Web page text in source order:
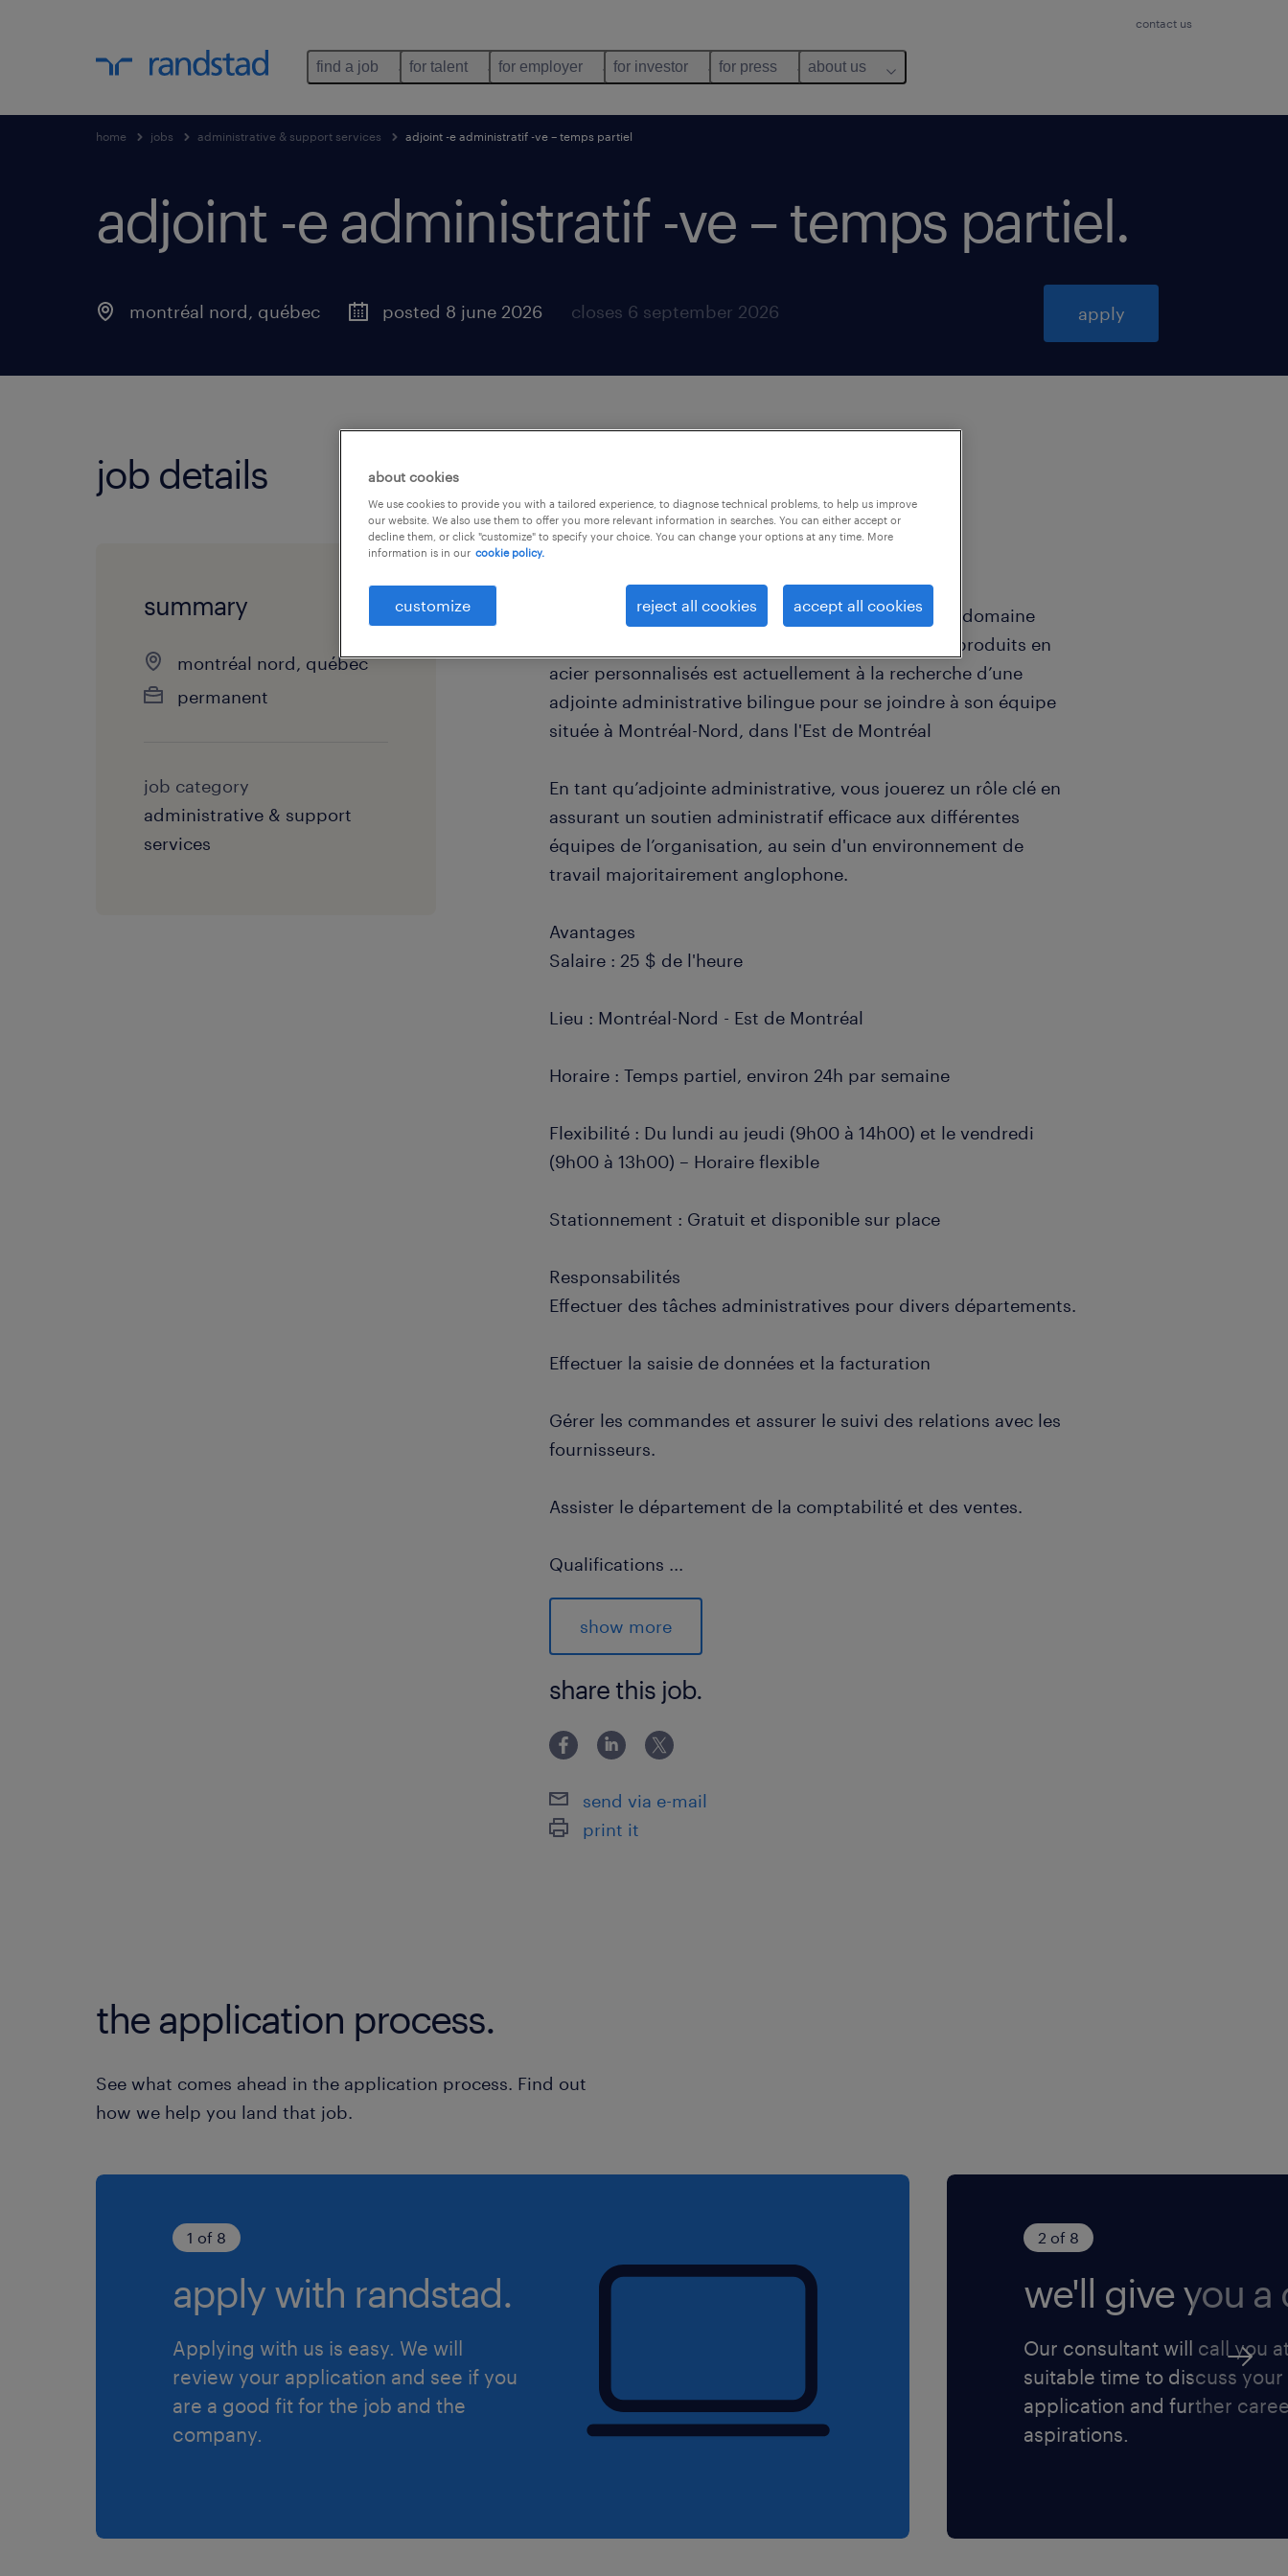
contact us
find a job for talent for employer for investor for press about us
home jobs administrative & support services adjoint -e administratif -ve – temps partiel
adjoint -e administratif -ve – temps partiel.
montréal nord, québec posted 8 june 2026 closes 6 september 2026 apply
job details
summary
montréal nord, québec
permanent
job category
administrative & support
services
Une entreprise dynamique et bien établie dans le domaine
manufacturier, chef de file dans la fabrication de produits en
acier personnalisés est actuellement à la recherche d’une
adjointe administrative bilingue pour se joindre à son équipe
située à Montréal-Nord, dans l'Est de Montréal
En tant qu’adjointe administrative, vous jouerez un rôle clé en
assurant un soutien administratif efficace aux différentes
équipes de l’organisation, au sein d'un environnement de
travail majoritairement anglophone.
Avantages
Salaire : 25 $ de l'heure
Lieu : Montréal-Nord - Est de Montréal
Horaire : Temps partiel, environ 24h par semaine
Flexibilité : Du lundi au jeudi (9h00 à 14h00) et le vendredi
(9h00 à 13h00) – Horaire flexible
Stationnement : Gratuit et disponible sur place
Responsabilités
Effectuer des tâches administratives pour divers départements.
Effectuer la saisie de données et la facturation
Gérer les commandes et assurer le suivi des relations avec les
fournisseurs.
Assister le département de la comptabilité et des ventes.
Qualifications ...
Excellente maîtrise de l'anglais, tant à l'oral qu'à l'écrit
(communication fluide avec les clients et partenaires).
Bonne maîtrise de la suite Microsoft Office (Word, Excel) et du
logiciel QuickBooks.
Expérience pertinente dans le secteur manufacturier ou un rôle
similaire.
représentative de toutes les populations du Canada. Nous nous
recrutement, de la rétention et de l'avancement pour tout
individu. En plus de notre profond engagement sur le respect
des principes des droits de la personne, nous nous engageons
participation de tout individu dans le monde du travail et ce,
sans obstacle, systémique ou autre, en particulier pour les
conformes au genre, les Peuples et communautés autochtones,
show more
share this job.
send via e-mail
print it
the application process.
See what comes ahead in the application process. Find out
how we help you land that job.
1 of 8
apply with randstad.
Applying with us is easy. We will
review your application and see if you
are a good fit for the job and the
company.
2 of 8
we'll give you a
Our consultant will call you
suitable time to discuss your
application and further
aspirations.
about cookies
We use cookies to provide you with a tailored experience, to diagnose technical problems, to help us improve
our website. We also use them to offer you more relevant information in searches. You can either accept or
decline them, or click "customize" to specify your choice. You can change your options at any time. More
information is in our cookie policy.
customize reject all cookies accept all cookies